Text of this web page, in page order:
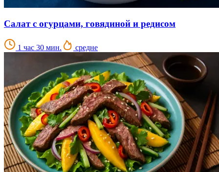
Салат с огурцами, говядиной и редисом
1 час 30 мин. средне